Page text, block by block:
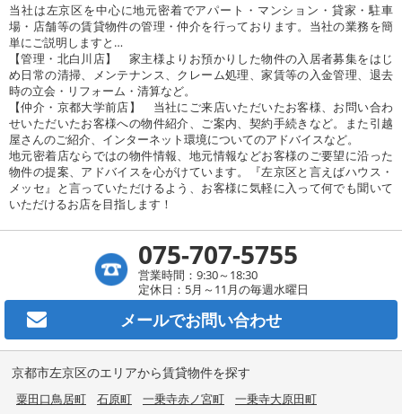
当社は左京区を中心に地元密着でアパート・マンション・貸家・駐車
場・店舗等の賃貸物件の管理・仲介を行っております。当社の業務を簡
単にご説明しますと…
【管理・北白川店】 家主様よりお預かりした物件の入居者募集をはじ
め日常の清掃、メンテナンス、クレーム処理、家賃等の入金管理、退去
時の立会・リフォーム・清算など。
【仲介・京都大学前店】 当社にご来店いただいたお客様、お問い合わ
せいただいたお客様への物件紹介、ご案内、契約手続きなど。また引越
屋さんのご紹介、インターネット環境についてのアドバイスなど。
地元密着店ならではの物件情報、地元情報などお客様のご要望に沿った
物件の提案、アドバイスを心がけています。『左京区と言えばハウス・
メッセ』と言っていただけるよう、お客様に気軽に入って何でも聞いて
いただけるお店を目指します！
075-707-5755
営業時間：9:30～18:30
定休日：5月～11月の毎週水曜日
メールでお問い合わせ
京都市左京区のエリアから賃貸物件を探す
粟田口鳥居町 石原町 一乗寺赤ノ宮町
一乗寺大原田町